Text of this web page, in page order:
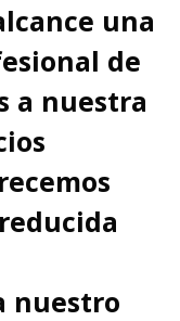
una
de
a nuestra
nuestro